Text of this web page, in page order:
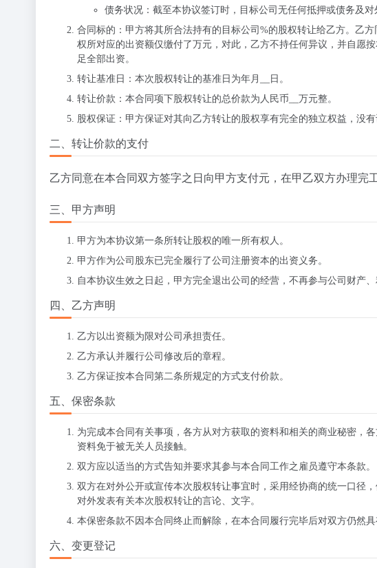
债务状况 ：截至本协议签订时，目标公司无任何抵押或债务及对
合同标的 ：甲方将其所合法持有的目标公司 %的股权转让给乙方。乙
权所对应的出资额仅缴付了万元，对此，乙方不持任何异议，并自愿
足全部出资。
转让基准日 ：本次股权转让的基准日为年月
__日。
转让价款 ：本合同项下股权转让的总价款为人民币__万元整。
股权保证 ：甲方保证对其向乙方转让的股权享有完全的独立权益，没
二、转让价款的支付
乙方同意在本合同双方签字之日向甲方支付元，在甲乙双方办理完
三、甲方声明
甲方为本协议第一条所转让股权的唯一所有权人。
甲方作为公司股东已完全履行了公司注册资本的出资义务。
自本协议生效之日起，甲方完全退出公司的经营，不再参与公司财产、
四、乙方声明
乙方以出资额为限对公司承担责任。
乙方承认并履行公司修改后的章程。
乙方保证按本合同第二条所规定的方式支付价款。
五、保密条款
为完成本合同有关事项，各方从对方获取的资料和相关的商业秘密，
资料免于被无关人员接触。
双方应以适当的方式告知并要求其参与本合同工作之雇员遵守本条款。
双方在对外公开或宣传本次股权转让事宜时，采用经协商的统一口径
对外发表有关本次股权转让的言论、文字。
本保密条款不因本合同终止而解除，在本合同履行完毕后对双方仍然具
六、变更登记